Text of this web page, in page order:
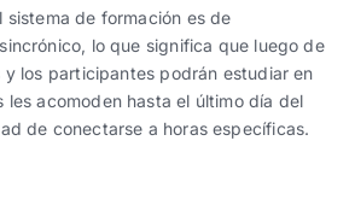
sistema de formación es de
lo que significa que luego de
y los participantes podrán estudiar en
les acomoden hasta el último día del
de conectarse a horas específicas.